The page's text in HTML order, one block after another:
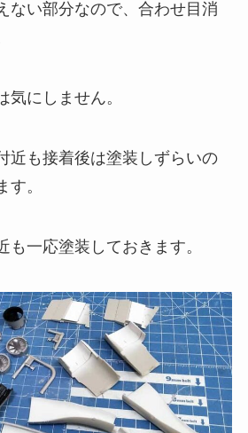
ない部分なので、合わせ目消
気にしません。
近も接着後は塗装しずらいの
す。
も一応塗装しておきます。